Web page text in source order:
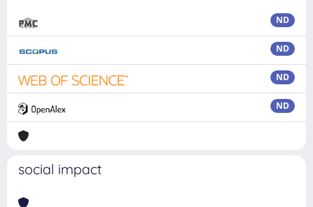
ND
ND
ND
ND
social impact